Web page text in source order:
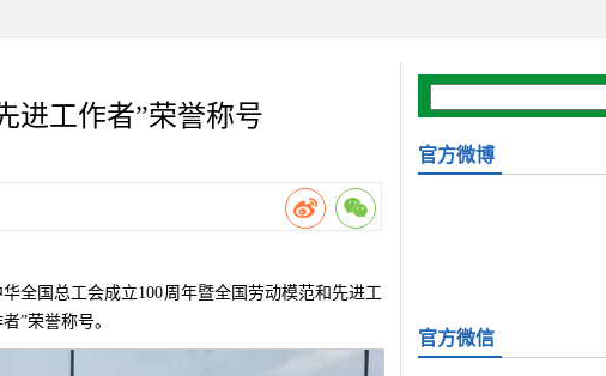
进工作者”荣誉称号
全国总工会成立100周年暨全国劳动模范和先进工
”荣誉称号。
官方微博
官方微信